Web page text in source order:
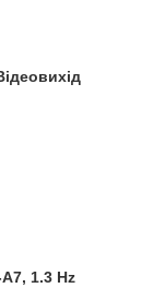
1.3 Hz